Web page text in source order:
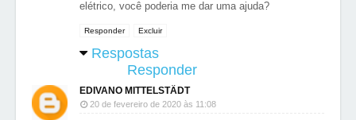
elétrico, você poderia me dar uma ajuda?
Responder Excluir
Respostas
Responder
EDIVANO MITTELSTÄDT
20 de fevereiro de 2020 às 11:08